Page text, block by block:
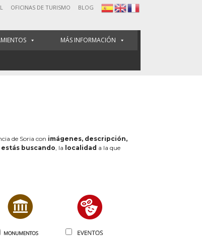
OFICINAS DE TURISMO BLOG
MÁS INFORMACIÓN
de Soria con imágenes, descripción,
estás buscando, la localidad a la que